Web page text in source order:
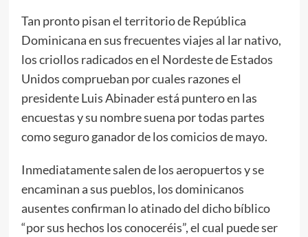
Tan pronto pisan el territorio de República
Dominicana en sus frecuentes viajes al lar nativo,
los criollos radicados en el Nordeste de Estados
Unidos comprueban por cuales razones el
presidente Luis Abinader está puntero en las
encuestas y su nombre suena por todas partes
como seguro ganador de los comicios de mayo.
Inmediatamente salen de los aeropuertos y se
encaminan a sus pueblos, los dominicanos
ausentes confirman lo atinado del dicho bíblico
“por sus hechos los conoceréis”, el cual puede ser